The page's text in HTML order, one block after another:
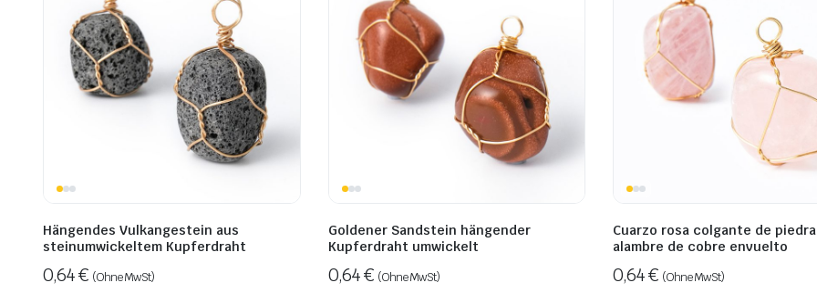
Hängendes Vulkangestein aus
steinumwickeltem Kupferdraht
0,64€ (Ohne MwSt)
Goldener Sandstein hängender
Kupferdraht umwickelt
0,64€ (Ohne MwSt)
Cuarzo rosa colgante de piedra
alambre de cobre envuelto
0,64€ (Ohne MwSt)